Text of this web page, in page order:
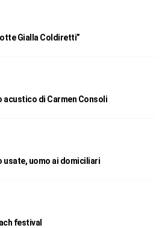
Gialla Coldiretti”
di Carmen Consoli
usate, uomo ai domiciliari
festival